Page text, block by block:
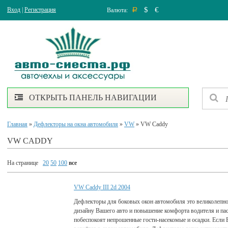
Вход Регистрация Валюта: Р $ €
ОТКРЫТЬ ПАНЕЛЬ НАВИГАЦИИ
Главная » Дефлекторы на окна автомобиля » VW » VW Caddy
VW CADDY
На странице 20 50 100 все
VW Caddy III 2d 2004
Дефлекторы для боковых окон автомобиля это
дизайну Вашего авто и повышение комфорта водителя и
побеспокоят непрошенные гости-насекомые и осадки.